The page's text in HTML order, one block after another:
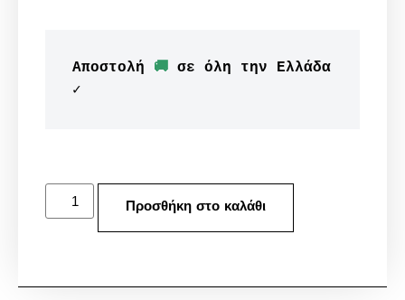
Αποστολή 🚚 σε όλη την Ελλάδα
✓
Προσθήκη στο καλάθι